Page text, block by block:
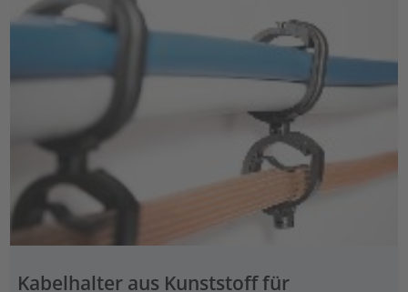
Kabelhalter aus Kunststoff für